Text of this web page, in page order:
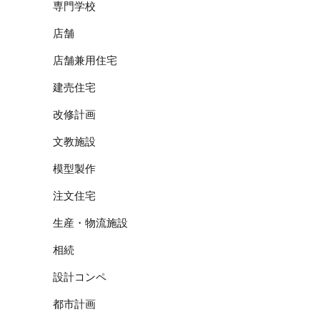
専門学校
店舗
店舗兼用住宅
建売住宅
改修計画
文教施設
模型製作
注文住宅
生産・物流施設
相続
設計コンペ
都市計画